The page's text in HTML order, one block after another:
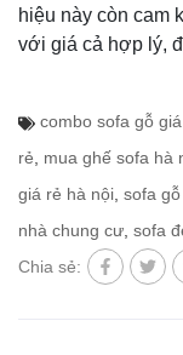
hiệu này còn cam
với giá cả hợp lý,
combo sofa gỗ
rẻ, mua ghế sofa hà
giá rẻ hà nội, sofa
nhà chung cư, sofa
Chia sẻ: